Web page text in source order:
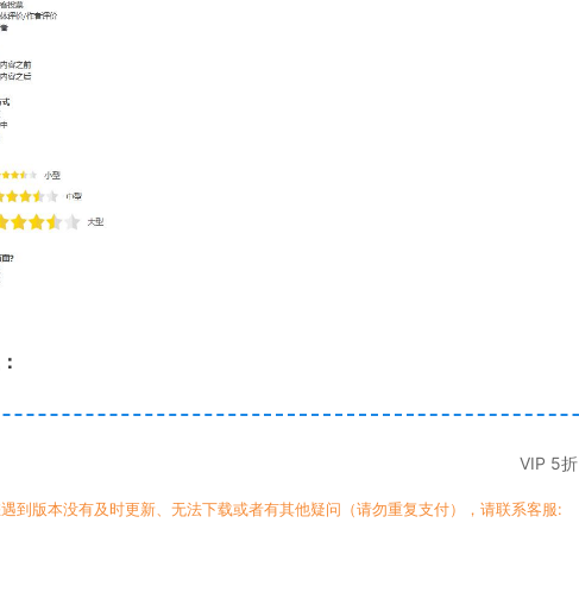
VIP 5折
到版本没有及时更新、无法下载或者有其他疑问（请勿重复支付），请联系客服: